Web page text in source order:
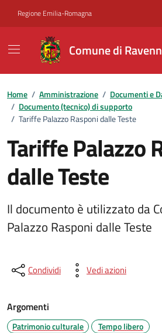
Regione Emilia-Romagna
Comune di
Home / Amministrazione / Documenti e
/ Documento (tecnico) di supporto
/ Tariffe Palazzo Rasponi dalle Teste
Tariffe Palazzo
dalle Teste
Il documento è utilizzato da
Palazzo Rasponi dalle Teste
Condividi Vedi azioni
Argomenti
Patrimonio culturale Tempo libero